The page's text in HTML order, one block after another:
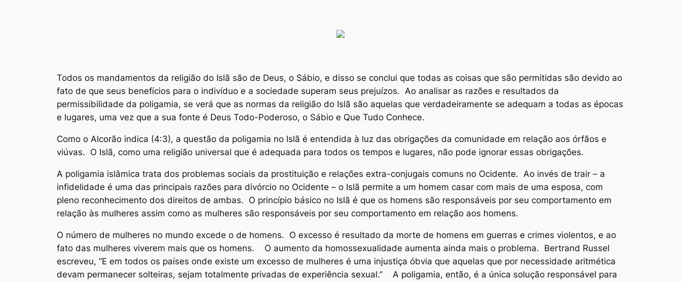
Todos os mandamentos da religião do Islã são de Deus, o Sábio, e disso se conclui que todas as coisas que são permitidas são devido ao
fato de que seus benefícios para o indivíduo e a sociedade superam seus prejuízos. Ao analisar as razões e resultados da
permissibilidade da poligamia, se verá que as normas da religião do Islã são aquelas que verdadeiramente se adequam a todas as épocas
e lugares, uma vez que a sua fonte é Deus Todo-Poderoso, o Sábio e Que Tudo Conhece.
Como o Alcorão indica (4:3), a questão da poligamia no Islã é entendida à luz das obrigações da comunidade em relação aos órfãos e
viúvas. O Islã, como uma religião universal que é adequada para todos os tempos e lugares, não pode ignorar essas obrigações.
A poligamia islâmica trata dos problemas sociais da prostituição e relações extra-conjugais comuns no Ocidente. Ao invés de trair – a
infidelidade é uma das principais razões para divórcio no Ocidente – o Islã permite a um homem casar com mais de uma esposa, com
pleno reconhecimento dos direitos de ambas. O princípio básico no Islã é que os homens são responsáveis por seu comportamento em
relação às mulheres assim como as mulheres são responsáveis por seu comportamento em relação aos homens.
O número de mulheres no mundo excede o de homens. O excesso é resultado da morte de homens em guerras e crimes violentos, e ao
fato das mulheres viverem mais que os homens. O aumento da homossexualidade aumenta ainda mais o problema. Bertrand Russel
escreveu, “E em todos os países onde existe um excesso de mulheres é uma injustiça óbvia que aquelas que por necessidade aritmética
devam permanecer solteiras, sejam totalmente privadas de experiência sexual.” A poligamia, então, é a única solução responsável para